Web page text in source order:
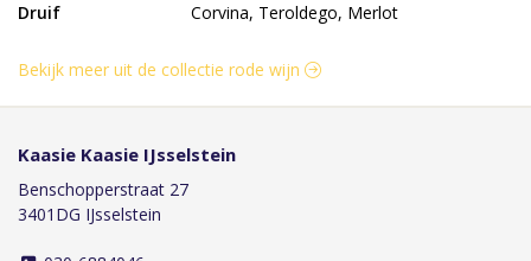
Druif
Corvina, Teroldego, Merlot
Bekijk meer uit de collectie rode wijn
Kaasie Kaasie IJsselstein
Benschopperstraat 27
3401DG IJsselstein